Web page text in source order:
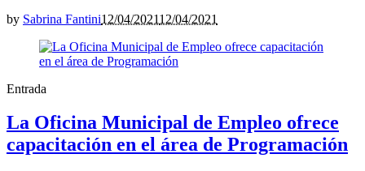
by Sabrina Fantini12/04/202112/04/2021
Entrada
La Oficina Municipal de Empleo ofrece
capacitación en el área de Programación